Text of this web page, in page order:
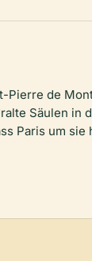
Pierre de
Säulen in
Paris um sie